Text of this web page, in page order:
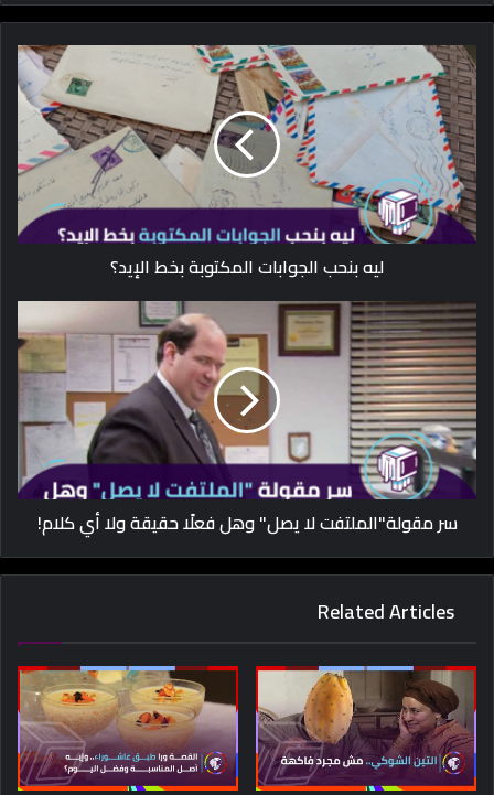
ليه بنحب الجوابات المكتوبة بخط الإيد؟
سر مقولة"الملتفت لا يصل" وهل فعلًا حقيقة ولا أي كلام!
Related Articles